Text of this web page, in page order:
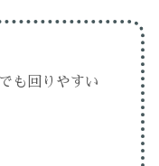
も回りやすい